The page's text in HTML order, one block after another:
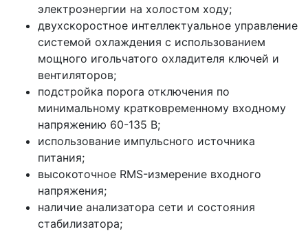
электроэнергии на холостом ходу;
двухскоростное интеллектуальное управление
системой охлаждения с использованием
мощного игольчатого охладителя ключей и
вентиляторов;
подстройка порога отключения по
минимальному кратковременному входному
напряжению 60-135 В;
использование импульсного источника
питания;
высокоточное RMS-измерение входного
напряжения;
наличие анализатора сети и состояния
стабилизатора;